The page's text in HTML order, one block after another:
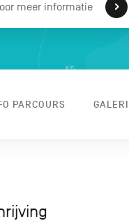
meer informatie
PARCOURS